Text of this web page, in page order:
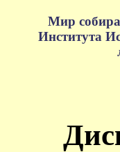
Мир
Института